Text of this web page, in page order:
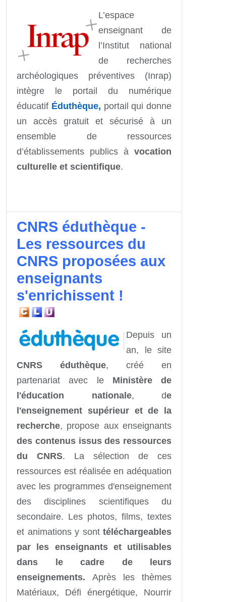
L’espace
enseignant de
l’Institut national
de recherches
archéologiques préventives (Inrap)
intègre le portail du numérique
éducatif Éduthèque, portail qui donne
un accès gratuit et sécurisé à un
ensemble de ressources
d’établissements publics à vocation
culturelle et scientifique.
CNRS éduthèque -
Les ressources du
CNRS proposées aux
enseignants
s'enrichissent !
Depuis un
an, le site
CNRS éduthèque, créé en
partenariat avec leMinistère de
l'éducation nationale, de
l'enseignement supérieur et de la
recherche, propose aux enseignants
des contenus issus des ressources
du CNRS. La sélection de ces
ressources est réalisée en adéquation
avec les programmes d'enseignement
des disciplines scientifiques du
secondaire. Les photos, films, textes
et animations y sont téléchargeables
par les enseignants et utilisables
dans le cadre de leurs
enseignements. Après les thèmes
Matériaux, Défi énergétique, Nourrir